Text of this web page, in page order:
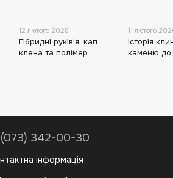
12 лютого 2026
Гібридні руків'я: кап
клена та полімер
11 лютого
Історія
каменю
342-00-30
інформація